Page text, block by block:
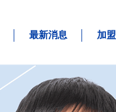
最新消息 加盟